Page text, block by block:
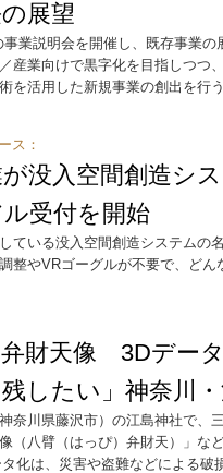
展望
業説明会を開催し、既存事業
産業向けで黒字化を目指しつつ
を活用した新規事業の創出を行
ス：
没入空間創造シ
受付を開始
ている没入空間創造システムの
整やVRゴーグルが不要で、ど
財天像 3Dデー
したい」神奈川・
奈川県藤沢市）の江島神社で、
（八臂（はっぴ）弁財天）」な
化は、災害や盗難などによる破